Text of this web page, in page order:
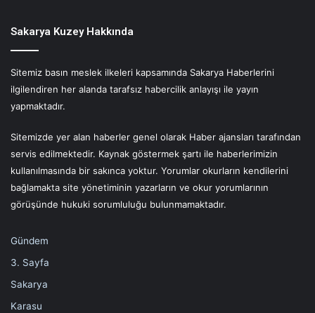
Sakarya Kuzey Hakkında
Sitemiz basın meslek ilkeleri kapsamında Sakarya Haberlerini
ilgilendiren her alanda tarafsız habercilik anlayışı ile yayın
yapmaktadır.
Sitemizde yer alan haberler genel olarak Haber ajansları tarafından
servis edilmektedir. Kaynak göstermek şartı ile haberlerimizin
kullanılmasında bir sakınca yoktur. Yorumlar okurların kendilerini
bağlamakta site yönetiminin yazarların ve okur yorumlarının
görüşünde hukuki sorumluluğu bulunmamaktadır.
Gündem
3. Sayfa
Sakarya
Karasu